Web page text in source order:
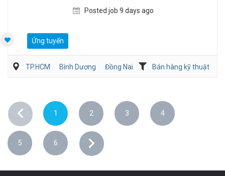
Posted job 9 days ago
Ứng tuyển
TP.HCM Bình Dương Đồng Nai Bán hàng kỹ thuật
1 2 3 4
5 6